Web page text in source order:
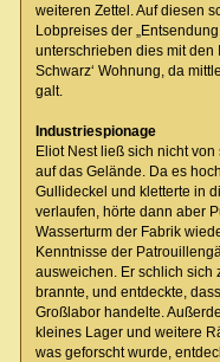
weiteren Zettel. Auf diesen
Lobpreises der
unterschrieben dies mit den
Schwarz‘ Wohnung, da
galt.
Industriespionage
Eliot Nest ließ sich nicht
auf das Gelände. Da es
Gullideckel und kletterte in
verlaufen, hörte dann aber
Wasserturm der Fabrik
Kenntnisse der
ausweichen. Er schlich sich
brannte, und entdeckte,
Großlabor handelte.
kleines Lager und weitere
was geforscht wurde,